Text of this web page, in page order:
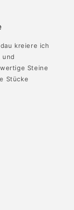
kreiere ich
und
Steine
Stücke